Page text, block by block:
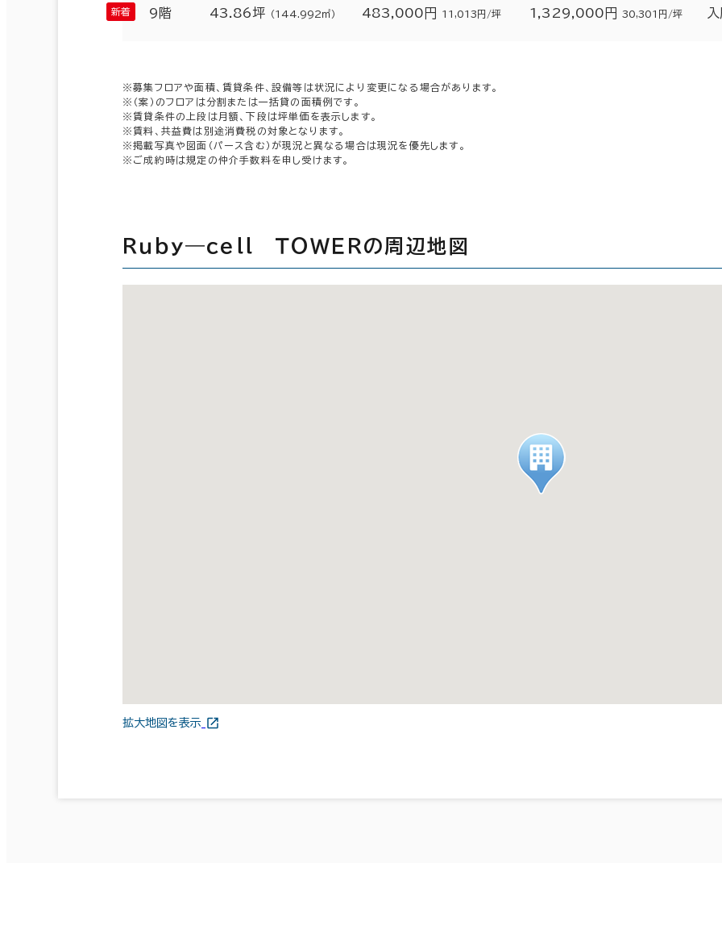
9階 43.86坪 （144.992㎡） 483,000円 11,013円/坪 1,329,000円 30,301円/坪
※募集フロアや面積、賃貸条件、設備等は状況により変更になる場合があります。
※（案）のフロアは分割または一括貸の面積例です。
※賃貸条件の上段は月額、下段は坪単価を表示します。
※賃料、共益費は別途消費税の対象となります。
※掲載写真や図面（パース含む）が現況と異なる場合は現況を優先します。
※ご成約時は規定の仲介手数料を申し受けます。
Ｒｕｂｙ―ｃｅｌｌ ＴＯＷＥＲの周辺地図
拡大地図を表示